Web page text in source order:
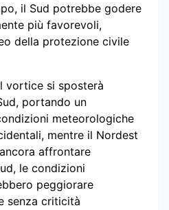
il Sud potrebbe godere
più favorevoli,
della protezione civile
vortice si sposterà
portando un
meteorologiche
mentre il Nordest
affrontare
le condizioni
peggiorare
senza criticità